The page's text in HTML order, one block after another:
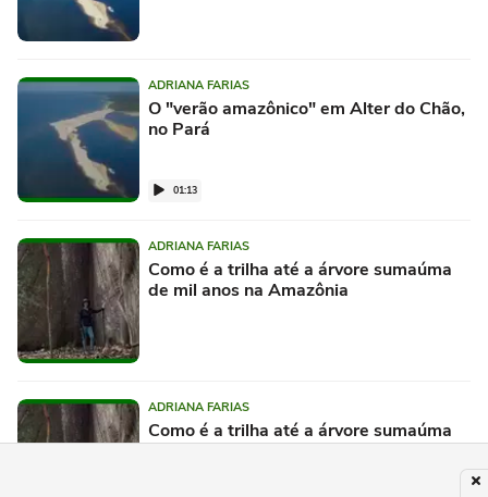
ADRIANA FARIAS
O "verão amazônico" em Alter do Chão,
no Pará
01:13
ADRIANA FARIAS
Como é a trilha até a árvore sumaúma
de mil anos na Amazônia
ADRIANA FARIAS
Como é a trilha até a árvore sumaúma
de mil anos na Amazônia